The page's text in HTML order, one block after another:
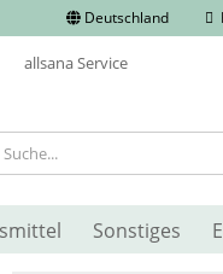
Deutschland
Sonstiges